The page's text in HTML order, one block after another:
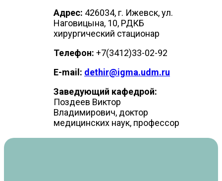
Адрес: 426034, г. Ижевск, ул.
Наговицына, 10, РДКБ
хирургический стационар
Телефон: +7(3412)33-02-92
E-mail: dethir@igma.udm.ru
Заведующий кафедрой:
Поздеев Виктор
Владимирович, доктор
медицинских наук, профессор